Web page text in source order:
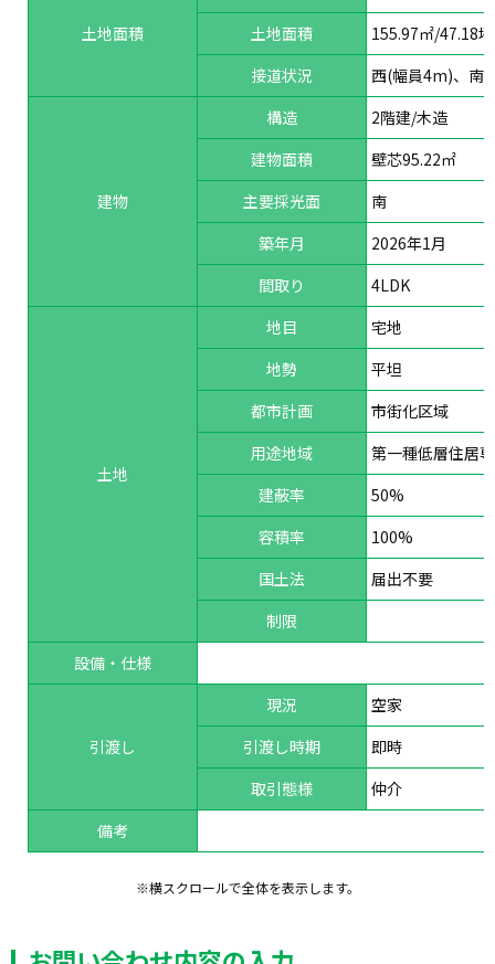
土地面積
土地面積
155.97㎡/47.18坪
接道状況
西(幅員4m)、南
建物
構造
2階建/木造
建物面積
壁芯95.22㎡
主要採光面
南
築年月
2026年1月
間取り
4LDK
土地
地目
宅地
地勢
平坦
都市計画
市街化区域
用途地域
第一種低層住居
建蔽率
50%
容積率
100%
国土法
届出不要
制限
設備・仕様
引渡し
現況
空家
引渡し時期
即時
取引態様
仲介
備考
※横スクロールで全体を表示します。